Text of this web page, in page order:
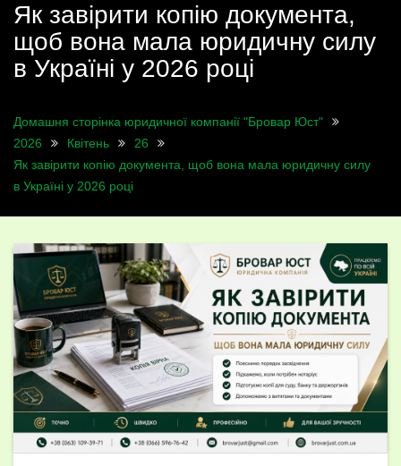
Як завірити копію документа,
щоб вона мала юридичну силу
в Україні у 2026 році
Домашня сторінка юридичної компанії "Бровар Юст"
2026
Квітень
26
Як завірити копію документа, щоб вона мала юридичну силу
в Україні у 2026 році